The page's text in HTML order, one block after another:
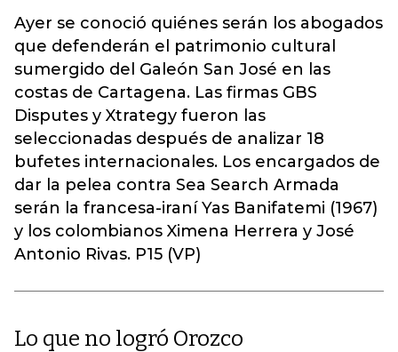
Ayer se conoció quiénes serán los abogados
que defenderán el patrimonio cultural
sumergido del Galeón San José en las
costas de Cartagena. Las firmas GBS
Disputes y Xtrategy fueron las
seleccionadas después de analizar 18
bufetes internacionales. Los encargados de
dar la pelea contra Sea Search Armada
serán la francesa-iraní Yas Banifatemi (1967)
y los colombianos Ximena Herrera y José
Antonio Rivas. P15 (VP)
Lo que no logró Orozco